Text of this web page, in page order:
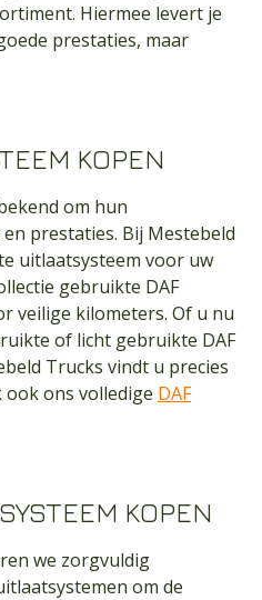
Hiermee levert je
prestaties, maar
KOPEN
om hun
prestaties. Bij Mestebeld
uitlaatsysteem voor uw
gebruikte DAF
veilige kilometers. Of u nu
of licht gebruikte DAF
Trucks vindt u precies
ons volledige DAF
KOPEN
we zorgvuldig
om de